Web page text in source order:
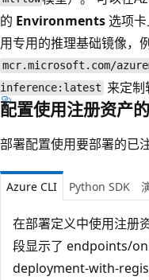
的 Environments选项
用专用的推理基础镜像，
mcr.microsoft.com/
inference:latest 来定制
配置使用注册资产
部署配置使用要部署的已
Azure CLI Python SDK
在部署定义中使用注册
段显示了 endpoints/
deployment-with-